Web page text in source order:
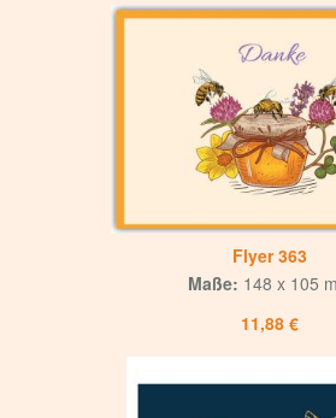
Flyer 363
11,88 €
Maße: 148 x 105